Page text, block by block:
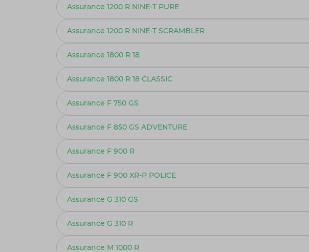
Assurance 1200 R NINE-T PURE
Assurance 1200 R NINE-T SCRAMBLER
Assurance 1800 R 18
Assurance 1800 R 18 CLASSIC
Assurance F 750 GS
Assurance F 850 GS ADVENTURE
Assurance F 900 R
Assurance F 900 XR-P POLICE
Assurance G 310 GS
Assurance G 310 R
Assurance M 1000 R